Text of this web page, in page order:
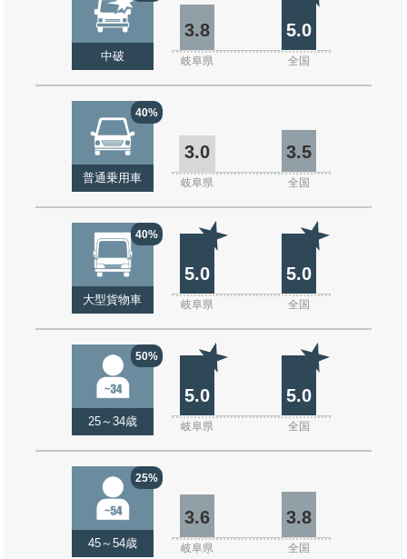
中破
3.8 5.0
岐阜県 全国
40%
普通乗用車
3.0 3.5
岐阜県 全国
40%
大型貨物車
5.0 5.0
岐阜県 全国
50%
25～34歳
5.0 5.0
岐阜県 全国
25%
45～54歳
3.6 3.8
岐阜県 全国